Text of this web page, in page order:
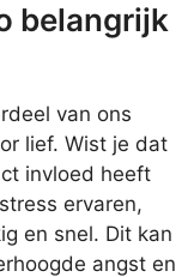
belangrijk
van ons
lief. Wist je dat
invloed heeft
ervaren,
en snel. Dit kan
angst en